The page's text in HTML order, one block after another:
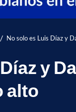
/ No solo es Luis Díaz y
y
alto